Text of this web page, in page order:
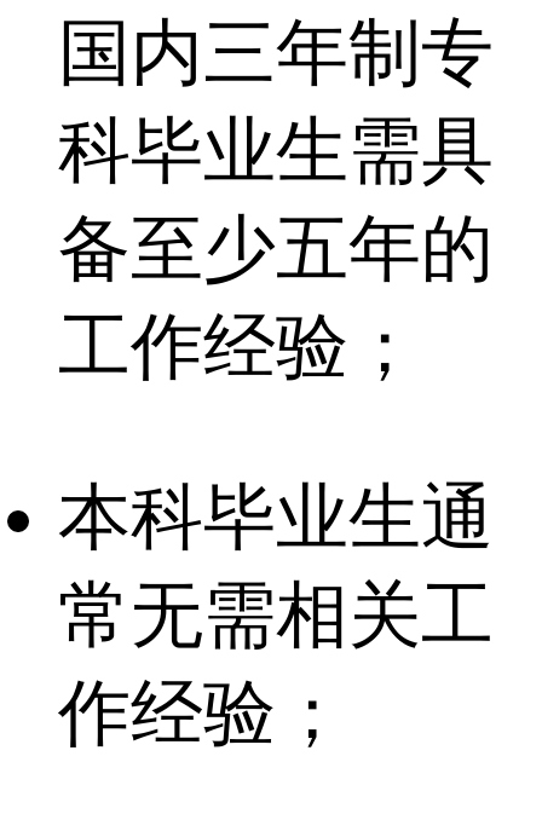
国内三年制专
科毕业生需具
备至少五年的
工作经验；
本科毕业生通
常无需相关工
作经验；